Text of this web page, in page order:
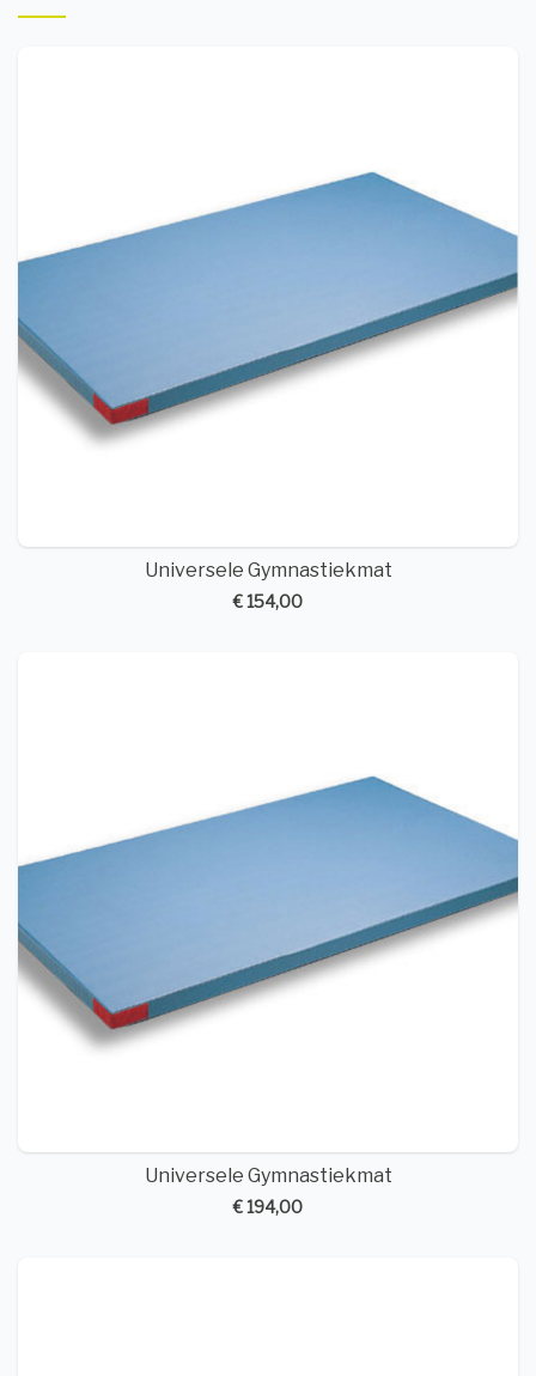
Universele Gymnastiekmat
€ 154,00
Universele Gymnastiekmat
€ 194,00